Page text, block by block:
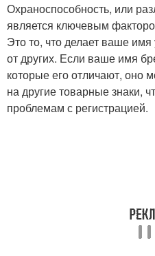
Охраноспособность, или
является ключевым
Это то, что делает ваше
от других. Если ваше имя
которые его отличают, оно
на другие товарные знаки,
проблемам с регистрацией.